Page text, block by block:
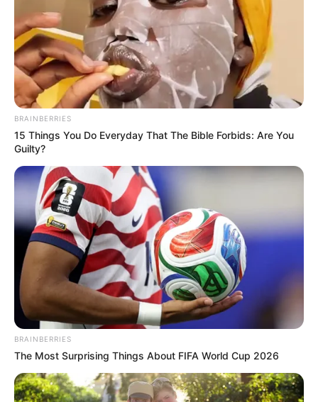
Hollywood du Bois (10) à reprendre en
confiance
Après une rentrée discrète dans le GNT de Lisieux,
Hollywood du Bois (10)revient sur la grande piste avec
des ambitions renouvelées. Ce hongre performant dans les
deux spécialités possède la tenue et la classe pour briller à
Vincennes. Déferré des quatre pieds et confié à Mathieu
Mottier, il retrouve des conditions qu’il affectionne. Son
entourage espère un net regain de forme. Ses
performances hivernales sur le parcours, conclues en 1’13’’
BRAINBERRIES
15 Things You Do Everyday That The Bible Forbids: Are You
Guilty?
BRAINBERRIES
The Most Surprising Things About FIFA World Cup 2026